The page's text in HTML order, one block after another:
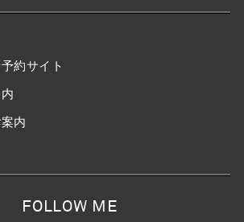
約サイト
内
FOLLOW ME